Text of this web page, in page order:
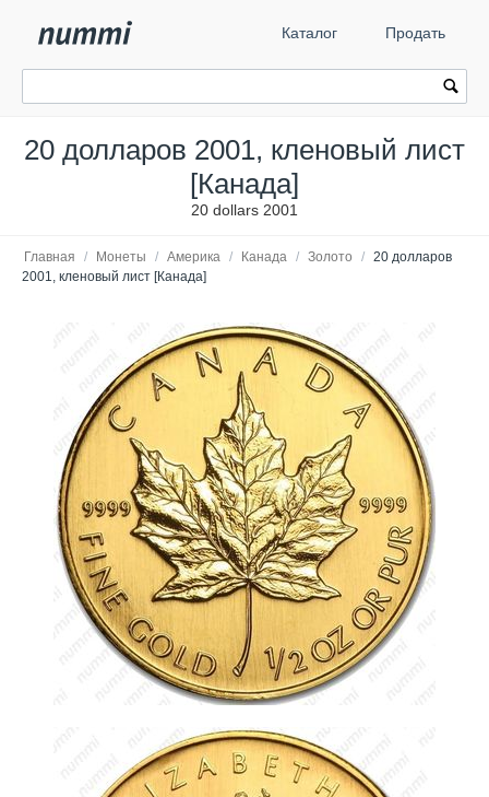
Каталог Продать
20 долларов 2001, кленовый лист
[Канада]
20 dollars 2001
Главная / Монеты / Америка / Канада / Золото / 20 долларов
2001, кленовый лист [Канада]